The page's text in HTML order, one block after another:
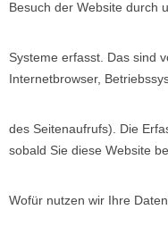
Besuch der Website durch
Systeme erfasst. Das sind
Internetbrowser,
des Seitenaufrufs). Die
sobald Sie diese Website
Wofür nutzen wir Ihre